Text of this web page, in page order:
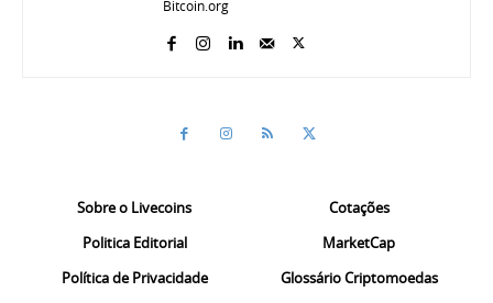
Bitcoin.org
Sobre o Livecoins
Politica Editorial
Política de Privacidade
Cotações
MarketCap
Glossário Criptomoedas